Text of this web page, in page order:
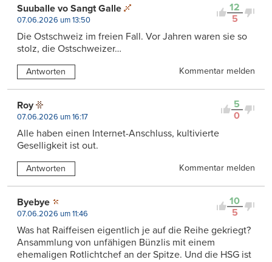
12
5
Suuballe vo Sangt Galle
07.06.2026 um 13:50
Die Ostschweiz im freien Fall. Vor Jahren waren sie so
stolz, die Ostschweizer…
Antworten Kommentar melden
5
0
Roy
07.06.2026 um 16:17
Alle haben einen Internet-Anschluss, kultivierte
Geselligkeit ist out.
Antworten Kommentar melden
10
5
Byebye
07.06.2026 um 11:46
Was hat Raiffeisen eigentlich je auf die Reihe gekriegt?
Ansammlung von unfähigen Bünzlis mit einem
ehemaligen Rotlichtchef an der Spitze. Und die HSG ist